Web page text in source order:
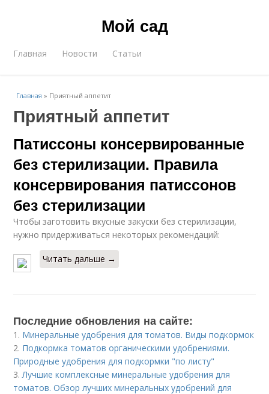
Мой сад
Главная Новости Статьи
Главная » Приятный аппетит
Приятный аппетит
Патиссоны консервированные
без стерилизации. Правила
консервирования патиссонов
без стерилизации
Чтобы заготовить вкусные закуски без стерилизации,
нужно придерживаться некоторых рекомендаций:
Читать дальше →
Последние обновления на сайте:
1. Минеральные удобрения для томатов. Виды подкормок
2. Подкормка томатов органическими удобрениями.
Природные удобрения для подкормки "по листу"
3.Лучшие комплексные минеральные удобрения для
томатов. Обзор лучших минеральных удобрений для